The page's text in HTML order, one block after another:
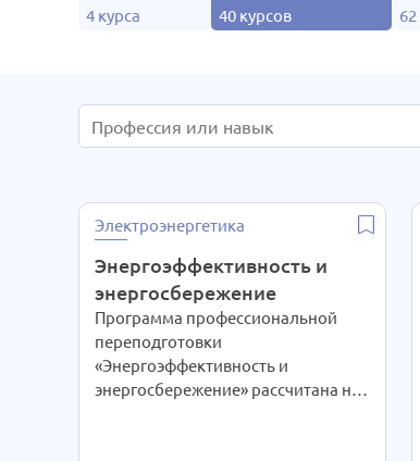
4 курса 40 курсов
Электроэнергетика
Энергоэффективность и
энергосбережение
Программа профессиональной
переподготовки
«Энергоэффективность и
энергосбережение» рассчитана на